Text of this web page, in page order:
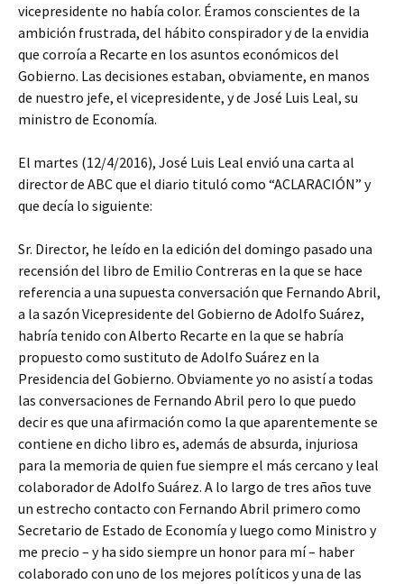
vicepresidente no había color. Éramos conscientes de la
ambición frustrada, del hábito conspirador y de la envidia
que corroía a Recarte en los asuntos económicos del
Gobierno. Las decisiones estaban, obviamente, en manos
de nuestro jefe, el vicepresidente, y de José Luis Leal, su
ministro de Economía.
El martes (12/4/2016), José Luis Leal envió una carta al
director de ABC que el diario tituló como “ACLARACIÓN” y
que decía lo siguiente:
Sr. Director, he leído en la edición del domingo pasado una
recensión del libro de Emilio Contreras en la que se hace
referencia a una supuesta conversación que Fernando Abril,
a la sazón Vicepresidente del Gobierno de Adolfo Suárez,
habría tenido con Alberto Recarte en la que se habría
propuesto como sustituto de Adolfo Suárez en la
Presidencia del Gobierno. Obviamente yo no asistí a todas
las conversaciones de Fernando Abril pero lo que puedo
decir es que una afirmación como la que aparentemente se
contiene en dicho libro es, además de absurda, injuriosa
para la memoria de quien fue siempre el más cercano y leal
colaborador de Adolfo Suárez. A lo largo de tres años tuve
un estrecho contacto con Fernando Abril primero como
Secretario de Estado de Economía y luego como Ministro y
me precio – y ha sido siempre un honor para mí – haber
colaborado con uno de los mejores políticos y una de las